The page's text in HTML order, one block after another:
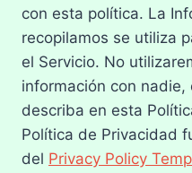
con esta política. La
recopilamos se utiliza
el Servicio. No
información con nadie,
describa en esta
Política de Privacidad
del Privacy Policy